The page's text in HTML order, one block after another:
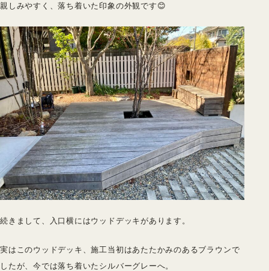
親しみやすく、落ち着いた印象の外観です😊
続きまして、入口横にはウッドデッキがあります。
実はこのウッドデッキ、施工当初はあたたかみのあるブラウンで
したが、今では落ち着いたシルバーグレーへ。